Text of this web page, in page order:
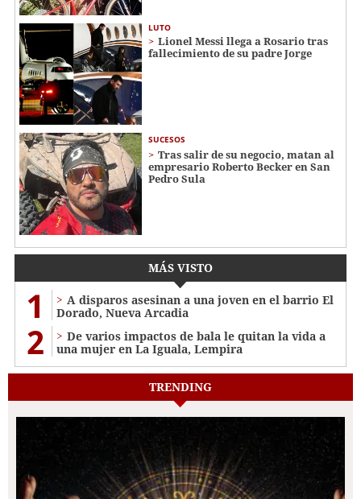
LUTO
Lionel Messi llega a Rosario tras
fallecimiento de su padre Jorge
SUCESOS
Tras salir de su negocio, matan al
empresario Roberto Becker en San
Pedro Sula
MÁS VISTO
1
A disparos asesinan a una joven en el barrio El
Dorado, Nueva Arcadia
2
De varios impactos de bala le quitan la vida a
una mujer en La Iguala, Lempira
TRENDING